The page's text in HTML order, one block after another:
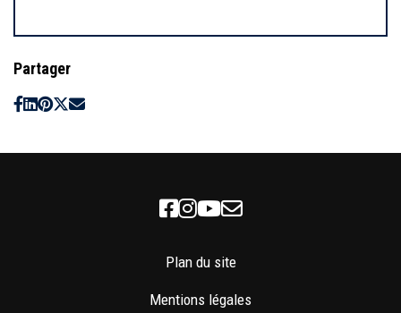
Partager
Facebook
Instagram
Youtube
Newsletter
Plan du site
Mentions légales